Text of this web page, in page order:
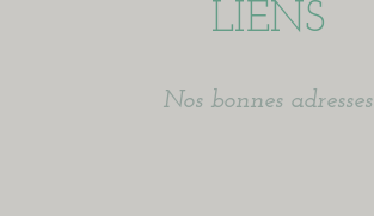
LIENS
Nos bonnes adresses